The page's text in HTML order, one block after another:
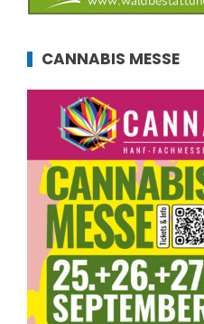
CANNABIS MESSE